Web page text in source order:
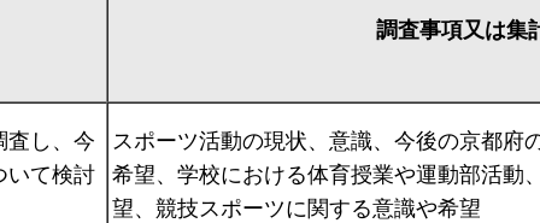
調査事項又は集
査し、今
いて検討
スポーツ活動の現状、意識、今後の京都府
希望、学校における体育授業や運動部活動
望、競技スポーツに関する意識や希望